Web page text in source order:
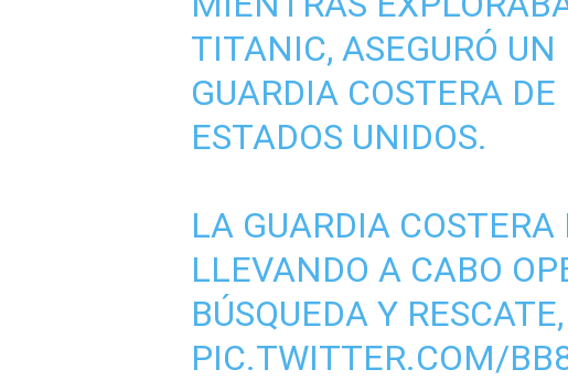
TITANIC, ASEGURÓ
GUARDIA COSTERA
ESTADOS UNIDOS.
LA GUARDIA
LLEVANDO A CABO
BÚSQUEDA Y
PIC.TWITTER.COM/